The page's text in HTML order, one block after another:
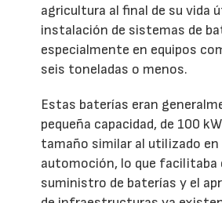
agricultura al final de su vida
instalación de sistemas de
especialmente en equipos
seis toneladas o menos.
Estas baterías eran
pequeña capacidad, de 100
tamaño similar al utilizado en
automoción, lo que facilitaba
suministro de baterías y el